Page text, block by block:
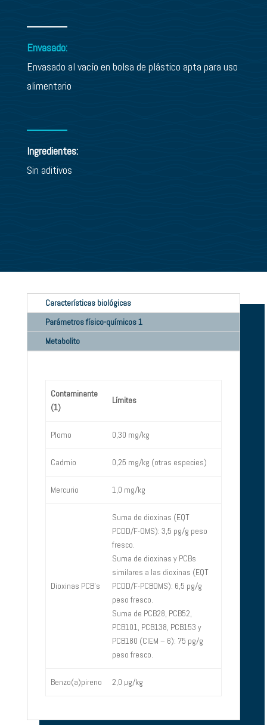
Envasado:
Envasado al vacío en bolsa de plástico apta para uso
alimentario
Ingredientes:
Sin aditivos
Características biológicas
Parámetros físico-químicos 1
Metabolito
Contaminante
(1)
Límites
Plomo 0,30 mg/kg
Cadmio 0,25 mg/kg (otras especies)
Mercurio 1,0 mg/kg
Dioxinas PCB’s
Suma de dioxinas (EQT
PCDD/F-OMS): 3,5 pg/g peso
fresco.
Suma de dioxinas y PCBs
similares a las dioxinas (EQT
PCDD/F-PCBOMS): 6,5 pg/g
peso fresco.
Suma de PCB28, PCB52,
PCB101, PCB138, PCB153 y
PCB180 (CIEM – 6): 75 pg/g
peso fresco.
Benzo(a)pireno 2,0 µg/kg